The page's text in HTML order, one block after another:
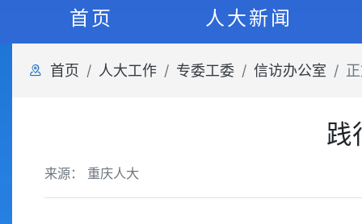
首页 人大新闻
首页 人大工作 专委工委 信访办公室
践
来源： 重庆人大